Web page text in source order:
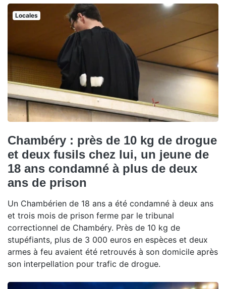
Locales
Chambéry : près de 10 kg de drogue
et deux fusils chez lui, un jeune de
18 ans condamné à plus de deux
ans de prison
Un Chambérien de 18 ans a été condamné à deux ans
et trois mois de prison ferme par le tribunal
correctionnel de Chambéry. Près de 10 kg de
stupéfiants, plus de 3 000 euros en espèces et deux
armes à feu avaient été retrouvés à son domicile après
son interpellation pour trafic de drogue.